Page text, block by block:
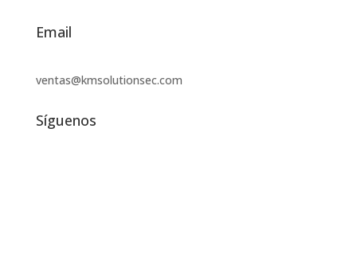
Email
ventas@kmsolutionsec.com
Síguenos